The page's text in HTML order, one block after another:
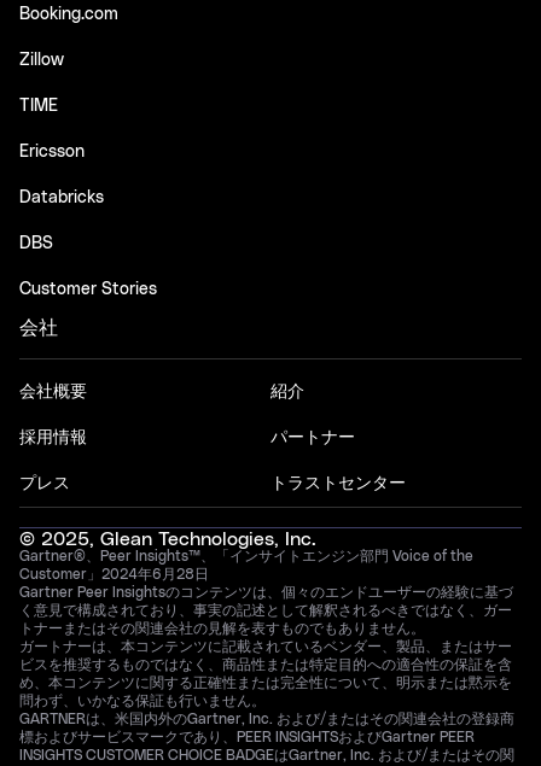
Booking.com
Zillow
TIME
Ericsson
Databricks
DBS
Customer Stories
会社
会社概要
採用情報
プレス
紹介
パートナー
トラストセンター
© 2025, Glean Technologies, Inc.
Gartner®、Peer Insights™、「インサイトエンジン部門 Voice of the
Customer」2024年6月28日
Gartner Peer Insightsのコンテンツは、個々のエンドユーザーの経験に基づ
く意見で構成されており、事実の記述として解釈されるべきではなく、ガー
トナーまたはその関連会社の見解を表すものでもありません。
ガートナーは、本コンテンツに記載されているベンダー、製品、またはサー
ビスを推奨するものではなく、商品性または特定目的への適合性の保証を含
め、本コンテンツに関する正確性または完全性について、明示または黙示を
問わず、いかなる保証も行いません。
GARTNERは、米国内外のGartner, Inc. および/またはその関連会社の登録商
標およびサービスマークであり、PEER INSIGHTSおよびGartner PEER
INSIGHTS CUSTOMER CHOICE BADGEはGartner, Inc. および/またはその関